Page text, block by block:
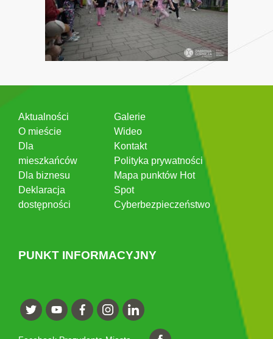
Aktualności
O mieście
Dla
mieszkańców
Dla biznesu
Deklaracja
dostępności
Galerie
Wideo
Kontakt
Polityka prywatności
Mapa punktów Hot
Spot
Cyberbezpieczeństwo
PUNKT INFORMACYJNY